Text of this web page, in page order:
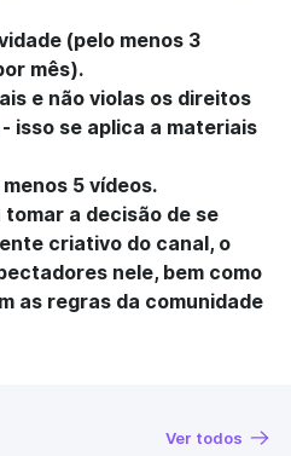
(pelo menos 3
mês).
e não violas os direitos
- isso se aplica a materiais
5 vídeos.
a decisão de se
criativo do canal, o
nele, bem como
as regras da comunidade
Ver todos